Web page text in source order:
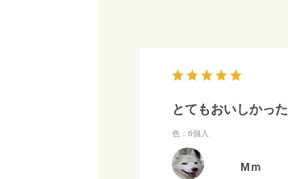
とてもおいしかった
色：6個入
Mｍ